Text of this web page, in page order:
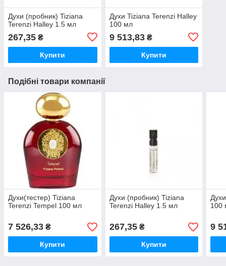
Духи (пробник) Tiziana
Terenzi Halley 1.5 мл
267,35 ₴
Купити
Духи Tiziana Terenzi Halley
100 мл
9 513,83₴
Купити
Подібні товари компанії
Духи(тестер) Tiziana
Terenzi Tempel 100 мл
7 526,33 ₴
Купити
Духи (пробник) Tiziana
Terenzi Halley 1.5 мл
267,35₴
Купити
100
9